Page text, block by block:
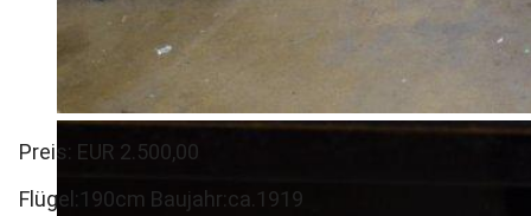
Preis: EUR 2.500,00
Flügel:190cm Baujahr:ca.1919